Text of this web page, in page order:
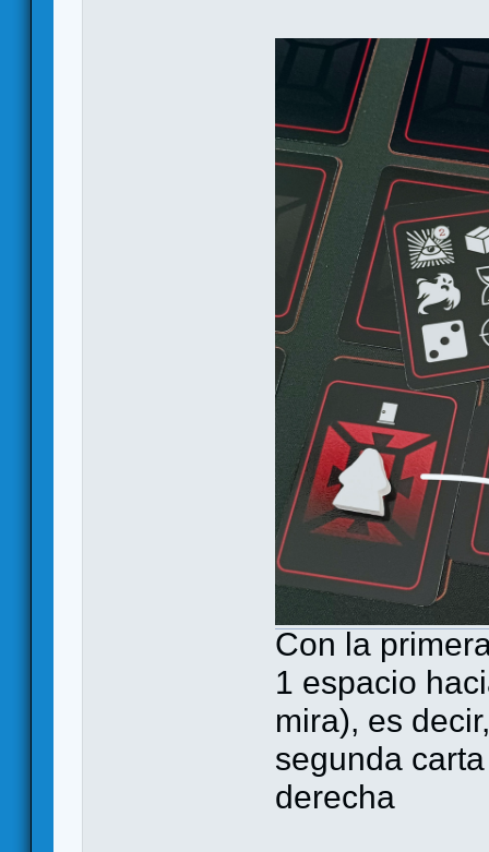
Con la
1 espacio
mira), es
segunda
derecha